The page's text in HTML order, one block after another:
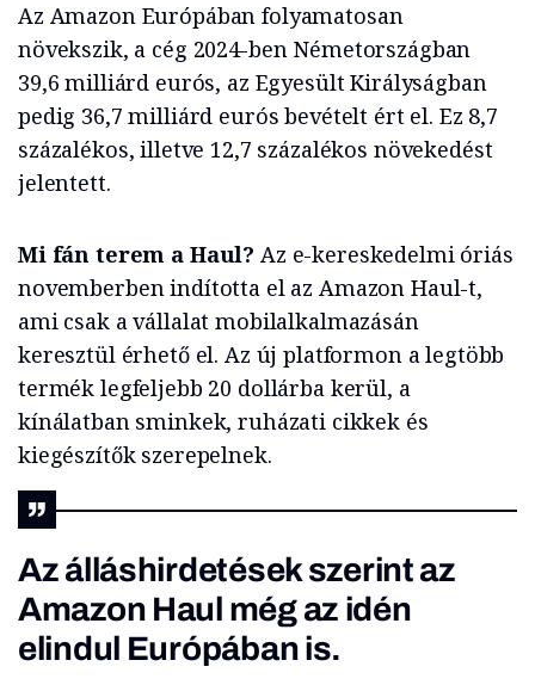
Az Amazon Európában folyamatosan
növekszik, a cég 2024-ben Németországban
39,6 milliárd eurós, az Egyesült Királyságban
pedig 36,7 milliárd eurós bevételt ért el. Ez 8,7
százalékos, illetve 12,7 százalékos növekedést
jelentett.
Mi fán terem a Haul? Az e-kereskedelmi óriás
novemberben indította el az Amazon Haul-t,
ami csak a vállalat mobilalkalmazásán
keresztül érhető el. Az új platformon a legtöbb
termék legfeljebb 20 dollárba kerül, a
kínálatban sminkek, ruházati cikkek és
kiegészítők szerepelnek.
Az álláshirdetések szerint az
Amazon Haul még az idén
elindul Európában is.